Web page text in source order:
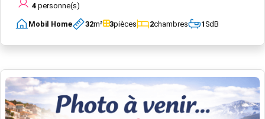
4 personne(s)
Mobil Home 32m² 3pièces 2chambres 1SdB